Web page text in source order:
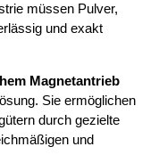
müssen Pulver,
und exakt
Magnetantrieb
Sie ermöglichen
durch gezielte
und